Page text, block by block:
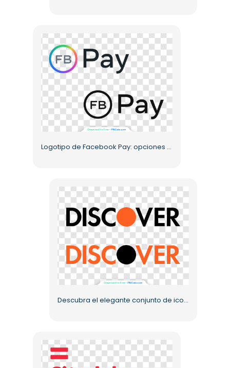
Logotipo de Facebook Pay: opciones coloridas y monocromáticas PNG gratis
Descubra el elegante conjunto de iconos UI UX PNG gratis